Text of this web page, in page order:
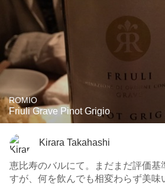
ROMIO
Friuli Grave Pinot Grigio
Kirara Takahashi
恵比寿のバルにて。まだまだ評価基
すが、何を飲んでも相変わらず美味